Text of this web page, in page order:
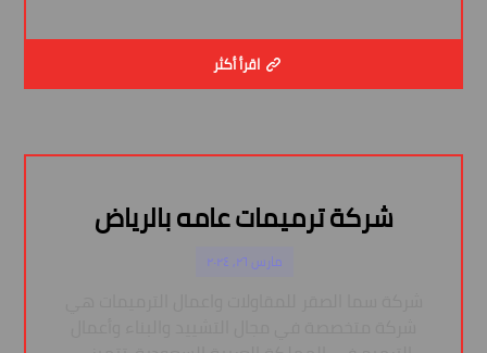
اقرأ أكثر
شركة ترميمات عامه بالرياض
مارس ٢٦, ٢٠٢٤